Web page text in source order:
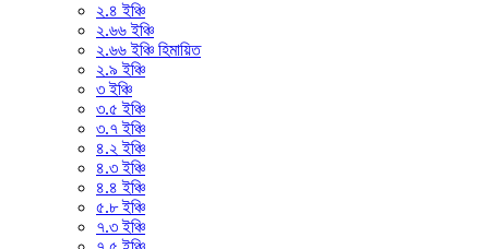
২.৪ ইঞ্চি
২.৬৬ ইঞ্চি
২.৬৬ ইঞ্চি হিমায়িত
২.৯ ইঞ্চি
৩ ইঞ্চি
৩.৫ ইঞ্চি
৩.৭ ইঞ্চি
৪.২ ইঞ্চি
৪.৩ ইঞ্চি
৪.৪ ইঞ্চি
৫.৮ ইঞ্চি
৭.৩ ইঞ্চি